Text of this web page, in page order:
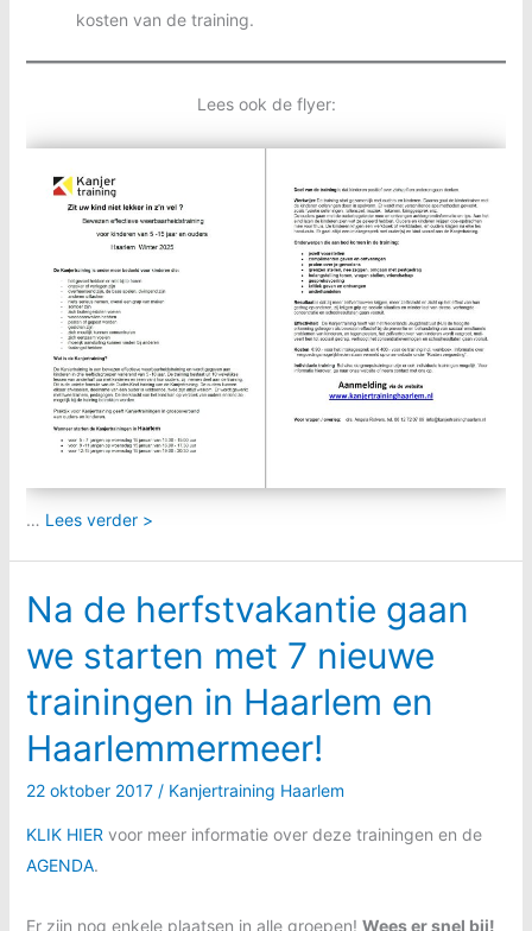
kosten van de training.
Lees ook de flyer:
… Lees verder >
Na de herfstvakantie gaan
we starten met 7 nieuwe
trainingen in Haarlem en
Haarlemmermeer!
22 oktober 2017 / Kanjertraining Haarlem
KLIK HIER voor meer informatie over deze trainingen en de
AGENDA.
Er zijn nog enkele plaatsen in alle groepen! Wees er snel bij!